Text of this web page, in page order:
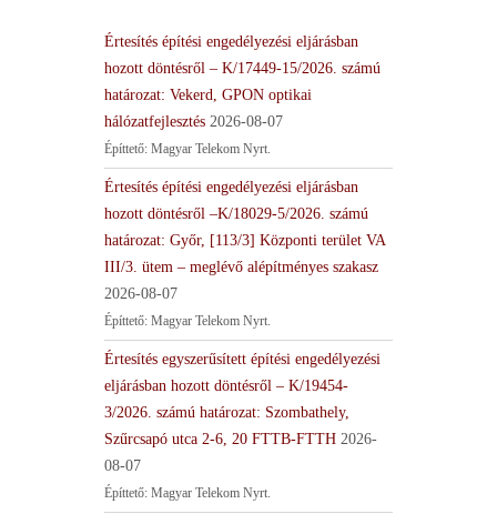
Értesítés építési engedélyezési eljárásban
hozott döntésről – K/17449-15/2026. számú
határozat: Vekerd, GPON optikai
hálózatfejlesztés 2026-08-07
Építtető: Magyar Telekom Nyrt.
Értesítés építési engedélyezési eljárásban
hozott döntésről –K/18029-5/2026. számú
határozat: Győr, [113/3] Központi terület VA
III/3. ütem – meglévő alépítményes szakasz
2026-08-07
Építtető: Magyar Telekom Nyrt.
Értesítés egyszerűsített építési engedélyezési
eljárásban hozott döntésről – K/19454-
3/2026. számú határozat: Szombathely,
Szűrcsapó utca 2-6, 20 FTTB-FTTH 2026-
08-07
Építtető: Magyar Telekom Nyrt.